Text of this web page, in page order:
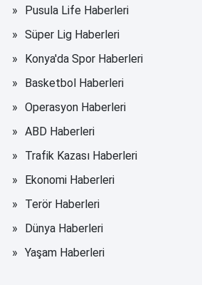
Pusula Life Haberleri
Süper Lig Haberleri
Konya'da Spor Haberleri
Basketbol Haberleri
Operasyon Haberleri
ABD Haberleri
Trafik Kazası Haberleri
Ekonomi Haberleri
Terör Haberleri
Dünya Haberleri
Yaşam Haberleri